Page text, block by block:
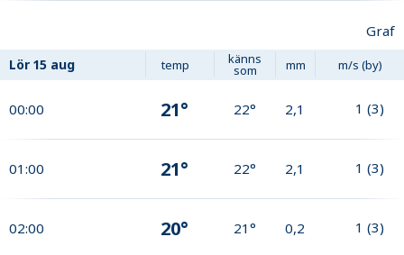
Graf
Lör 15 aug temp känns
som mm m/s (by)
00:00 21° 22° 2,1 1 (3)
01:00 21° 22° 2,1 1 (3)
02:00 20° 21° 0,2 1 (3)